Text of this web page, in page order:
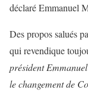
déclaré Emmanuel
Des propos salués
qui revendique
président
le changement de